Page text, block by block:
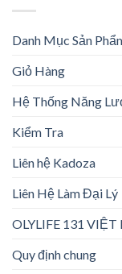
Danh Mục Sản
Giỏ Hàng
Hệ Thống Năng
Kiểm Tra
Liên hệ Kadoza
Liên Hệ Làm Đại Lý
OLYLIFE 131
Quy định chung